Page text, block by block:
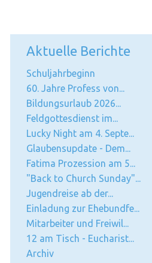
Aktuelle Berichte
Schuljahrbeginn
60. Jahre Profess von...
Bildungsurlaub 2026...
Feldgottesdienst im...
Lucky Night am 4. Septe...
Glaubensupdate - Dem...
Fatima Prozession am 5...
"Back to Church Sunday"...
Jugendreise ab der...
Einladung zur Ehebundfe...
Mitarbeiter und Freiwil...
12 am Tisch - Eucharist...
Archiv